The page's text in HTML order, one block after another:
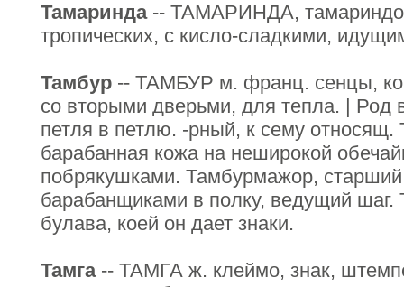
Тамаринда-- ТАМАРИНДА,
тропических, с кисло-сладкими,
Тамбур -- ТАМБУР м. франц. сенцы,
со вторыми дверьми, для тепла. | Род
петля в петлю. -рный, к сему
барабанная кожа на неширокой
побрякушками. Тамбурмажор,
барабанщиками в полку, ведущий
булава, коей он дает знаки.
Тамга-- ТАМГА ж. клеймо, знак,